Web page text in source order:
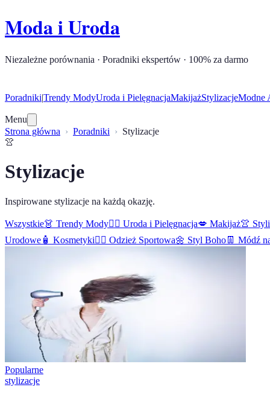
Moda i Uroda
Niezależne porównania · Poradniki ekspertów · 100% za darmo
Poradniki|Trendy ModyUroda i PielęgnacjaMakijażStylizacjeModne
Menu
Strona główna
Poradniki
Stylizacje
👚
Stylizacje
Inspirowane stylizacje na każdą okazję.
Wszystkie👗 Trendy Mody🧖‍♀️ Uroda i Pielęgnacja💋 Makijaż👚
Urodowe 🧴 Kosmetyki🏋️‍♀️ Odzież Sportowa🌼 Styl Boho 👖 Módź
Popularne
stylizacje